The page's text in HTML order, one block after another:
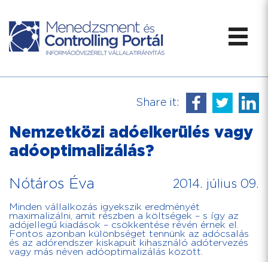
Share it:
Nemzetközi adóelkerülés vagy
adóoptimalizálás?
Nótáros Éva 2014. július 09.
Minden vállalkozás igyekszik eredményét
maximalizálni, amit részben a költségek – s így az
adójellegű kiadások – csökkentése révén érnek el.
Fontos azonban különbséget tennünk az adócsalás
és az adórendszer kiskapuit kihasználó adótervezés
vagy más néven adóoptimalizálás között.